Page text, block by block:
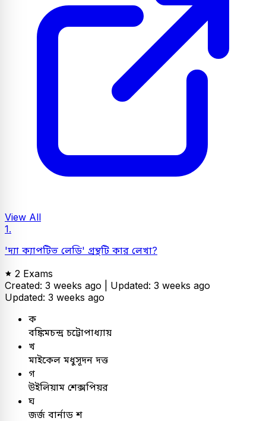
View All
1.
'দ্যা ক্যাপটিভ লেডি' গ্রন্থটি কার লেখা?
2 Exams
Created: 3 weeks ago | Updated: 3 weeks ago
Updated: 3 weeks ago
ক
বঙ্কিমচন্দ্র চট্টোপাধ্যায়
খ
মাইকেল মধুসূদন দত্ত
গ
উইলিয়াম শেক্সপিয়র
ঘ
জর্জ বার্নাড শ